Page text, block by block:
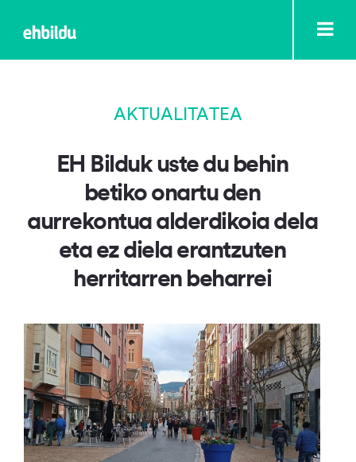
AKTUALITATEA
EH Bilduk uste du behin
betiko onartu den
aurrekontua alderdikoia dela
eta ez diela erantzuten
herritarren beharrei